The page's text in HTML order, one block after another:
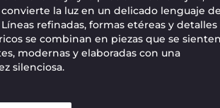
convierte la luz en un delicado lenguaje
refinadas, formas etéreas y detalles
se combinan en piezas que se
modernas y elaboradas con una
silenciosa.